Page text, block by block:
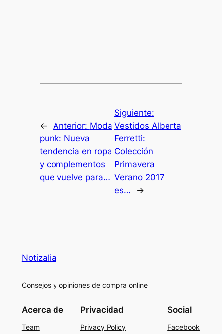
← Anterior: Moda
punk: Nueva
tendencia en ropa
y complementos
que vuelve para…
Siguiente:
Vestidos Alberta
Ferretti:
Colección
Primavera
Verano 2017
es…
→
Notizalia
Consejos y opiniones de compra online
Acerca de
Team
Privacidad
Privacy Policy
Social
Facebook